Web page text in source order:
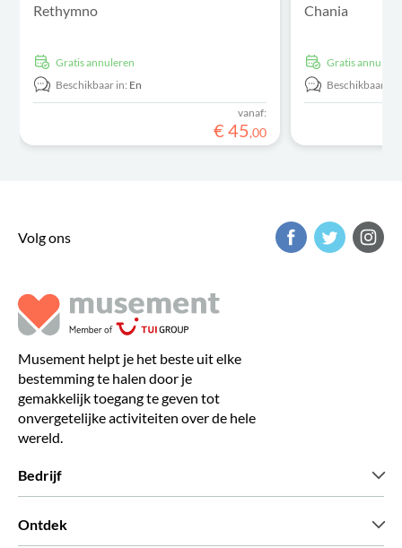
Rethymno
Gratis annuleren
Beschikbaar in: En
vanaf:
€ 45,00
Chania
Gratis
Beschikbaar in:
Volg ons
Musement helpt je het beste uit elke
bestemming te halen door je
gemakkelijk toegang te geven tot
onvergetelijke activiteiten over de hele
wereld.
Bedrijf
Ontdek